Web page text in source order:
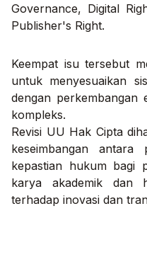
Governance, Digital
Publisher's Right.
Keempat isu tersebut
untuk menyesuaikan
dengan perkembangan
kompleks.
Revisi UU Hak Cipta
keseimbangan antara
kepastian hukum bagi
karya akademik dan
terhadap inovasi dan